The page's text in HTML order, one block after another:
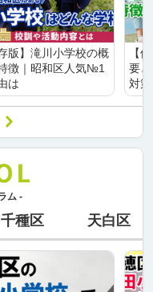
版】滝川小学校の概
徴｜昭和区人気№1
は
【
要
対
ム -
千種区 天白区